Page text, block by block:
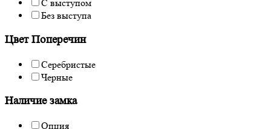
С выступом
Без выступа
Цвет Поперечин
Серебристые
Черные
Наличие замка
Опция